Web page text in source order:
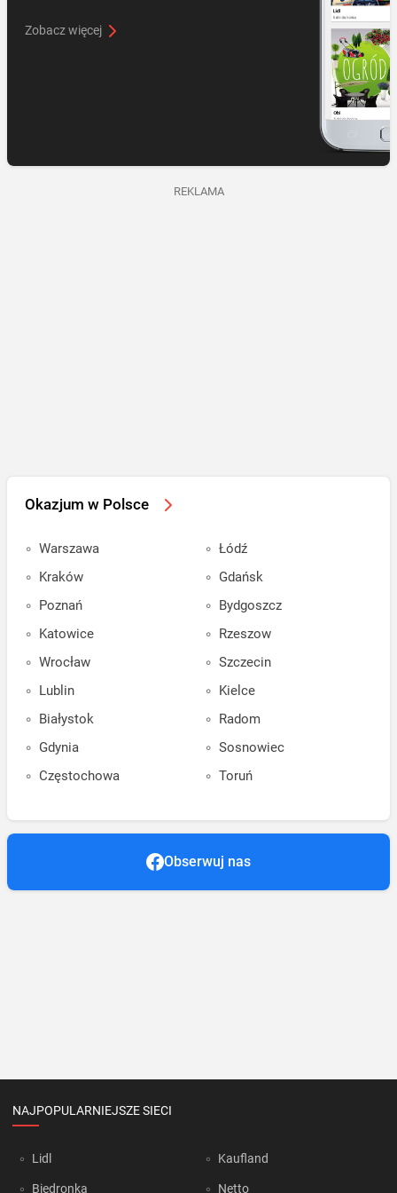
Zobacz więcej
REKLAMA
Okazjum w Polsce
Warszawa
Kraków
Poznań
Katowice
Wrocław
Lublin
Białystok
Gdynia
Częstochowa
Łódź
Gdańsk
Bydgoszcz
Rzeszow
Szczecin
Kielce
Radom
Sosnowiec
Toruń
Obserwuj nas
NAJPOPULARNIEJSZE SIECI
Lidl
Biedronka
Kaufland
Netto